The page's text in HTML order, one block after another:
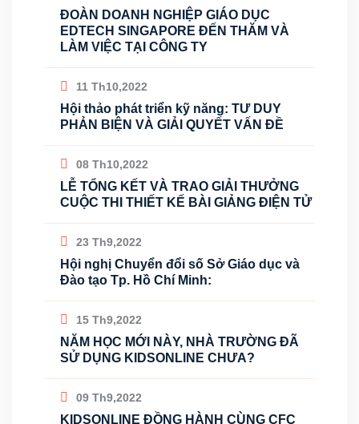
ĐOÀN DOANH NGHIỆP GIÁO DỤC
EDTECH SINGAPORE ĐẾN THĂM VÀ
LÀM VIỆC TẠI CÔNG TY
11 Th10,2022
Hội thảo phát triển kỹ năng: TƯ DUY
PHẢN BIỆN VÀ GIẢI QUYẾT VẤN ĐỀ
08 Th10,2022
LỄ TỔNG KẾT VÀ TRAO GIẢI THƯỞNG
CUỘC THI THIẾT KẾ BÀI GIẢNG ĐIỆN TỬ
23 Th9,2022
Hội nghị Chuyển đổi số Sở Giáo dục và
Đào tạo Tp. Hồ Chí Minh:
15 Th9,2022
NĂM HỌC MỚI NÀY, NHÀ TRƯỜNG ĐÃ
SỬ DỤNG KIDSONLINE CHƯA?
09 Th9,2022
KIDSONLINE ĐỒNG HÀNH CÙNG CFC